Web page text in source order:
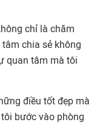
chỉ là chăm
chia sẻ không
quan tâm mà tôi
điều tốt đẹp mà
bước vào phòng